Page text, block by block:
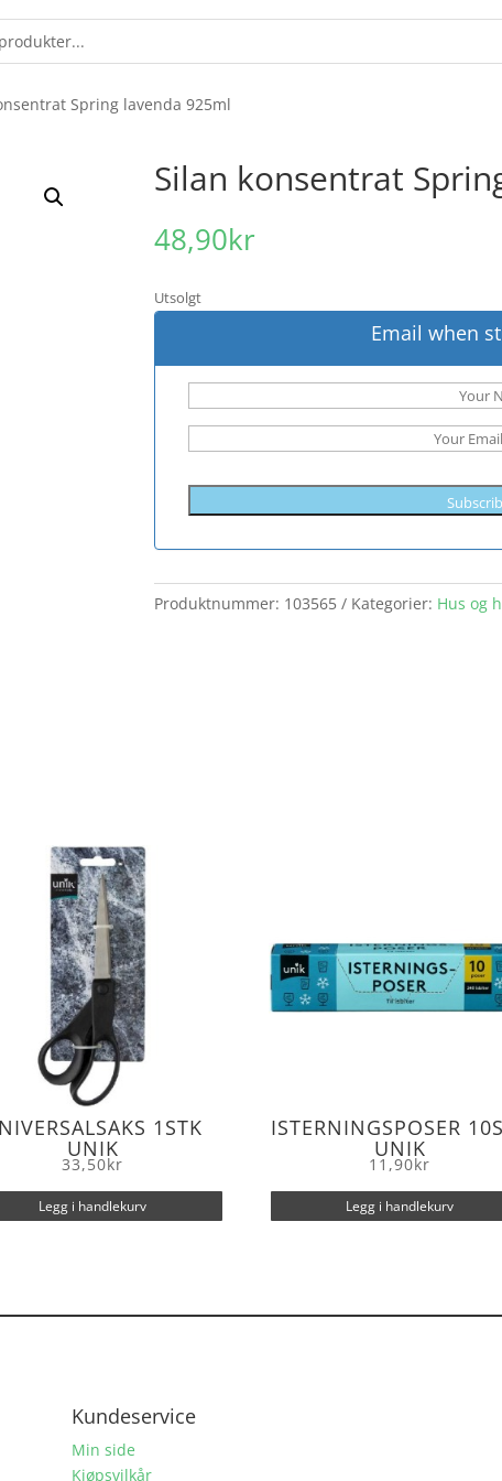
Spring lavenda 925ml
Silan konsentrat
48,90kr
Utsolgt
Email when
Produktnummer: 103565 Kategorier: Hus og
1STK
UNIK
33,50kr
Legg i handlekurv
ISTERNINGSPOSER
UNIK
11,90kr
Legg i handlekurv
Kundeservice
Min side
Kjøpsvilkår